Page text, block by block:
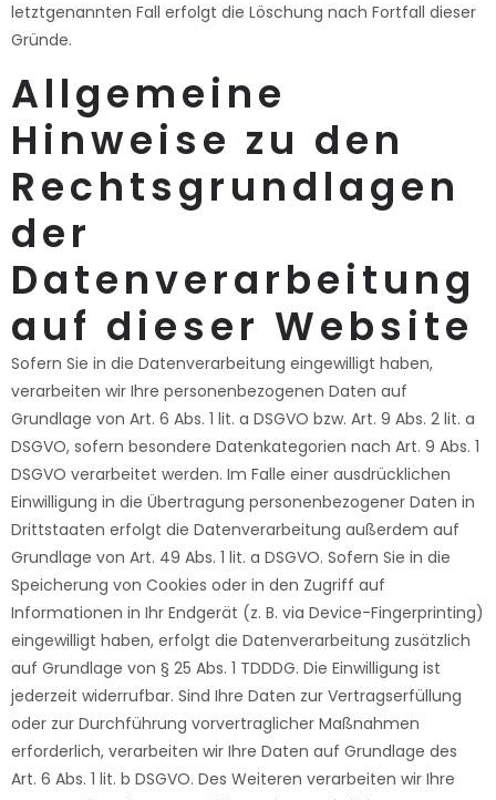
letztgenannten Fall erfolgt die Löschung nach Fortfall dieser
Gründe.
Allgemeine
Hinweise zu den
Rechtsgrundlagen
der
Datenverarbeitung
auf dieser Website
Sofern Sie in die Datenverarbeitung eingewilligt haben,
verarbeiten wir Ihre personenbezogenen Daten auf
Grundlage von Art. 6 Abs. 1 lit. a DSGVO bzw. Art. 9 Abs. 2 lit. a
DSGVO, sofern besondere Datenkategorien nach Art. 9 Abs. 1
DSGVO verarbeitet werden. Im Falle einer ausdrücklichen
Einwilligung in die Übertragung personenbezogener Daten in
Drittstaaten erfolgt die Datenverarbeitung außerdem auf
Grundlage von Art. 49 Abs. 1 lit. a DSGVO. Sofern Sie in die
Speicherung von Cookies oder in den Zugriff auf
Informationen in Ihr Endgerät (z. B. via Device-Fingerprinting)
eingewilligt haben, erfolgt die Datenverarbeitung zusätzlich
auf Grundlage von § 25 Abs. 1 TDDDG. Die Einwilligung ist
jederzeit widerrufbar. Sind Ihre Daten zur Vertragserfüllung
oder zur Durchführung vorvertraglicher Maßnahmen
erforderlich, verarbeiten wir Ihre Daten auf Grundlage des
Art. 6 Abs. 1 lit. b DSGVO. Des Weiteren verarbeiten wir Ihre